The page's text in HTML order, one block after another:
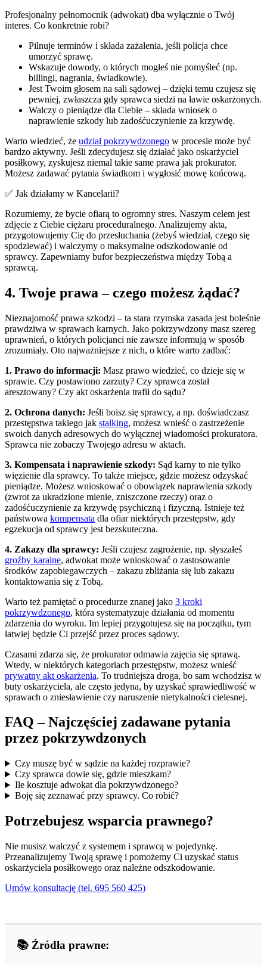
Profesjonalny pełnomocnik (adwokat) dba wyłącznie o Twój
interes. Co konkretnie robi?
Pilnuje terminów i składa zażalenia, jeśli policja chce
umorzyć sprawę.
Wskazuje dowody, o których mogłeś nie pomyśleć (np.
billingi, nagrania, świadkowie).
Jest Twoim głosem na sali sądowej – dzięki temu czujesz się
pewniej, zwłaszcza gdy sprawca siedzi na ławie oskarżonych.
Walczy o pieniądze dla Ciebie – składa wniosek o
naprawienie szkody lub zadośćuczynienie za krzywdę.
Warto wiedzieć, że udział pokrzywdzonego w procesie może być
bardzo aktywny. Jeśli zdecydujesz się działać jako oskarżyciel
posiłkowy, zyskujesz niemal takie same prawa jak prokurator.
Możesz zadawać pytania świadkom i wygłosić mowę końcową.
✅ Jak działamy w Kancelarii?
Rozumiemy, że bycie ofiarą to ogromny stres. Naszym celem jest
zdjęcie z Ciebie ciężaru proceduralnego. Analizujemy akta,
przygotowujemy Cię do przesłuchania (żebyś wiedział, czego się
spodziewać) i walczymy o maksymalne odszkodowanie od
sprawcy. Zapewniamy bufor bezpieczeństwa między Tobą a
sprawcą.
4. Twoje prawa – czego możesz żądać?
Nieznajomość prawa szkodzi – ta stara rzymska zasada jest boleśnie
prawdziwa w sprawach karnych. Jako pokrzywdzony masz szereg
uprawnień, o których policjanci nie zawsze informują w sposób
zrozumiały. Oto najważniejsze z nich, o które warto zadbać:
1. Prawo do informacji: Masz prawo wiedzieć, co dzieje się w
sprawie. Czy postawiono zarzuty? Czy sprawca został
aresztowany? Czy akt oskarżenia trafił do sądu?
2. Ochrona danych: Jeśli boisz się sprawcy, a np. doświadczasz
przestępstwa takiego jak stalking, możesz wnieść o zastrzeżenie
swoich danych adresowych do wyłącznej wiadomości prokuratora.
Sprawca nie zobaczy Twojego adresu w aktach.
3. Kompensata i naprawienie szkody: Sąd karny to nie tylko
więzienie dla sprawcy. To także miejsce, gdzie możesz odzyskać
pieniądze. Możesz wnioskować o obowiązek naprawienia szkody
(zwrot za ukradzione mienie, zniszczone rzeczy) oraz o
zadośćuczynienie za krzywdę psychiczną i fizyczną. Istnieje też
państwowa kompensata dla ofiar niektórych przestępstw, gdy
egzekucja od sprawcy jest bezskuteczna.
4. Zakazy dla sprawcy: Jeśli czujesz zagrożenie, np. słyszałeś
groźby karalne, adwokat może wnioskować o zastosowanie
środków zapobiegawczych – zakazu zbliżania się lub zakazu
kontaktowania się z Tobą.
Warto też pamiętać o procedurze znanej jako 3 kroki
pokrzywdzonego, która systematyzuje działania od momentu
zdarzenia do wyroku. Im lepiej przygotujesz się na początku, tym
łatwiej będzie Ci przejść przez proces sądowy.
Czasami zdarza się, że prokurator odmawia zajęcia się sprawą.
Wtedy, w niektórych kategoriach przestępstw, możesz wnieść
prywatny akt oskarżenia. To trudniejsza droga, bo sam wchodzisz w
buty oskarżyciela, ale często jedyna, by uzyskać sprawiedliwość w
sprawach o zniesławienie czy naruszenie nietykalności cielesnej.
FAQ – Najczęściej zadawane pytania
przez pokrzywdzonych
Czy muszę być w sądzie na każdej rozprawie?
Czy sprawca dowie się, gdzie mieszkam?
Ile kosztuje adwokat dla pokrzywdzonego?
Boję się zeznawać przy sprawcy. Co robić?
Potrzebujesz wsparcia prawnego?
Nie musisz walczyć z systemem i sprawcą w pojedynkę.
Przeanalizujemy Twoją sprawę i pomożemy Ci uzyskać status
oskarżyciela posiłkowego oraz należne odszkodowanie.
Umów konsultację (tel. 695 560 425)
📚 Źródła prawne: